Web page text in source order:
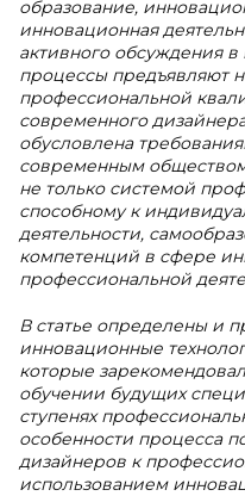
образование,
инновационная
активного обсуждения
процессы предъявляют
профессиональной
современного
обусловлена
современным
не только системой
способному к
деятельности,
компетенций в сфере
профессиональной
В статье определены и
инновационные
которые
обучении будущих
ступенях
особенности процесса
дизайнеров к
использованием